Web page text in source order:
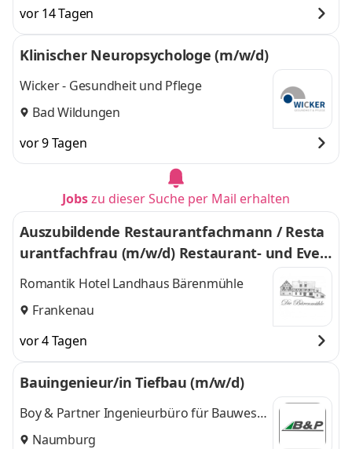
(Saale), Leipzig
vor 14 Tagen
Klinischer Neuropsychologe (m/w/d)
Wicker - Gesundheit und Pflege
Bad Wildungen
vor 9 Tagen
Jobszu dieser Suche per Mail erhalten
Auszubildende Restaurantfachmann / Resta
urantfachfrau (m/w/d) Restaurant- und Even
tmangement - Dein Tor zur Welt
Romantik Hotel Landhaus Bärenmühle
Frankenau
vor 4 Tagen
Bauingenieur/in Tiefbau (m/w/d)
Boy & Partner Ingenieurbüro für Bauwesen
GmbH
Naumburg